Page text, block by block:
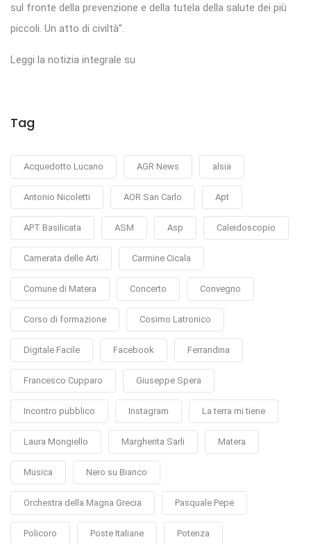
sul fronte della prevenzione e della tutela della salute dei più
piccoli. Un atto di civiltà”.
Leggi la notizia integrale su
Tag
Acquedotto Lucano AGR News alsia
Antonio Nicoletti AOR San Carlo Apt
APT Basilicata ASM Asp Caleidoscopio
Camerata delle Arti Carmine Cicala
Comune di Matera Concerto Convegno
Corso di formazione Cosimo Latronico
Digitale Facile Facebook Ferrandina
Francesco Cupparo Giuseppe Spera
Incontro pubblico Instagram La terra mi tiene
Laura Mongiello Margherita Sarli Matera
Musica Nero su Bianco
Orchestra della Magna Grecia Pasquale Pepe
Policoro Poste Italiane Potenza